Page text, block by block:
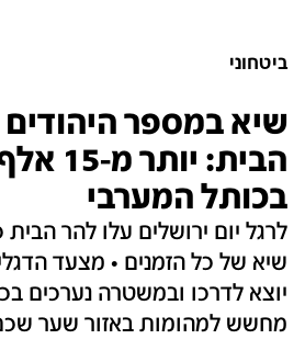
ביטחוני
שיא במספר
הבית:
בכותל המערבי
שיא של כל הזמנים • מצעד
יוצא לדרכו ובמשטרה נערכים
מחשש למהומות באזור שער